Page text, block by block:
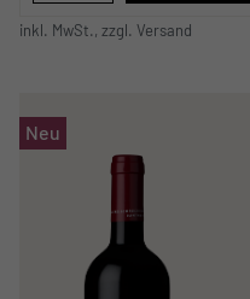
inkl. MwSt., zzgl. Versand
Neu